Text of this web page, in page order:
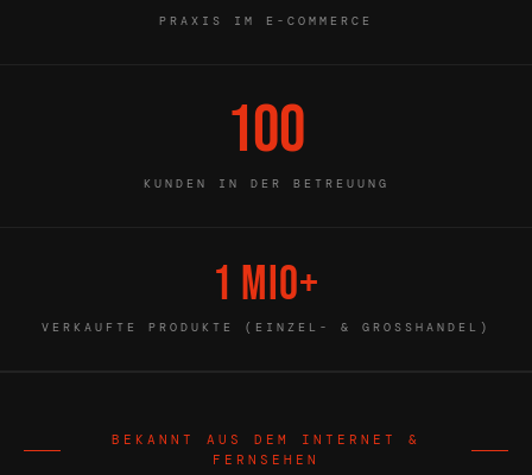
PRAXIS IM E-COMMERCE
100
KUNDEN IN DER BETREUUNG
1 Mio+
VERKAUFTE PRODUKTE (EINZEL- & GROSSHANDEL)
BEKANNT AUS DEM INTERNET &
FERNSEHEN